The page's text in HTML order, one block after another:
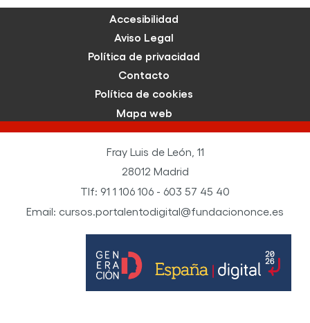
Accesibilidad
Aviso Legal
Política de privacidad
Contacto
Política de cookies
Mapa web
Fray Luis de León, 11
28012 Madrid
Tlf: 91 1 106 106 - 603 57 45 40
Email: cursos.portalentodigital@fundaciononce.es